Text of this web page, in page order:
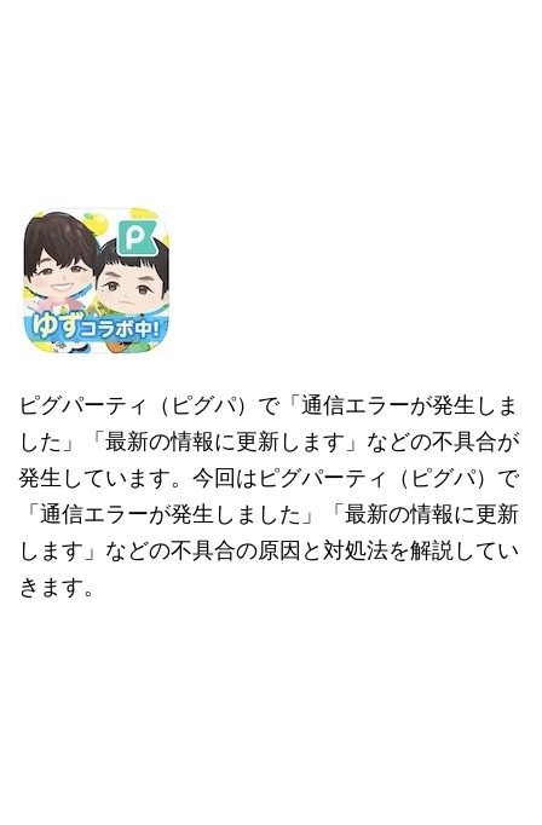
ピグパーティ（ピグパ）で「通信エラーが発生しま
した」「最新の情報に更新します」などの不具合が
発生しています。今回はピグパーティ（ピグパ）で
「通信エラーが発生しました」「最新の情報に更新
します」などの不具合の原因と対処法を解説してい
きます。